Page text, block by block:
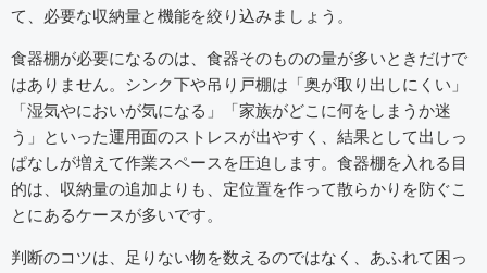
て、必要な収納量と機能を絞り込みましょう。
食器棚が必要になるのは、食器そのものの量が多いときだけで
はありません。シンク下や吊り戸棚は「奥が取り出しにくい」
「湿気やにおいが気になる」「家族がどこに何をしまうか迷
う」といった運用面のストレスが出やすく、結果として出しっ
ぱなしが増えて作業スペースを圧迫します。食器棚を入れる目
的は、収納量の追加よりも、定位置を作って散らかりを防ぐこ
とにあるケースが多いです。
判断のコツは、足りない物を数えるのではなく、あふれて困っ